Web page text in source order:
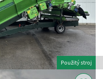
Použitý stroj